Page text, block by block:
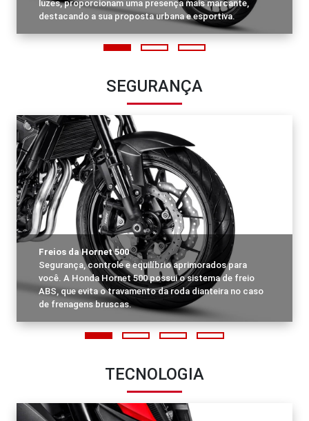
luzes, proporcionam uma presença mais marcante,
destacando a sua proposta urbana e esportiva.
SEGURANÇA
Freios da Hornet 500
Segurança, controle e equilíbrio aprimorados para
você. A Honda Hornet 500 possui o sistema de freio
ABS, que evita o travamento da roda dianteira no caso
de frenagens bruscas.
TECNOLOGIA